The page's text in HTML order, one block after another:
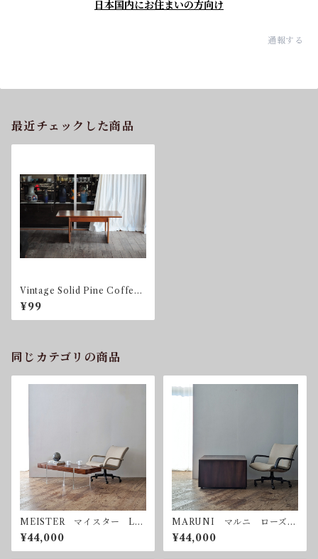
日本国内にお住まいの方向け
通報する
最近チェックした商品
Vintage Solid Pine Coffee
Table Sweden 1970S
¥99
同じカテゴリの商品
MEISTER マイスター Luf
t Table ルフトテーブル ロ
ーズウッド コーヒーテーブ
ル
¥44,000
MARUNI マルニ ローズウ
ッド コーヒーテーブル サ
イドテーブル ヴィンテージ
¥44,000